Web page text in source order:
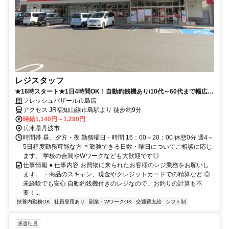
レジスタッフ
★16時スタート★1日4時間OK！自動釣銭機あり/10代～60代まで幅広く
活躍中！
フレッシュバザール市島店
アクセス JR福知山線市島駅より 徒歩約9分
時給1,140円～1,290円
兵庫県丹波市
時間帯 昼、夕方・夜 勤務曜日・時間 16：00～20：00 休憩0分 週4～
5日程度勤務可能な方 ＊勤務できる日数・曜日についてご相談に応じ
ます。 学校の合間やWワークなども大歓迎です◎
仕事情報 ● 仕事内容 お買物に来られたお客様のレジ業務をお願いし
ます。 ・商品のスキャン、現金やクレジットカードでの精算など ◎
未経験でも安心 自動釣銭機付きのレジなので、お釣りの計算も不
要！...
扶養内勤務OK 社員登用あり 副業・WワークOK 交通費支給 シフト制
派遣社員